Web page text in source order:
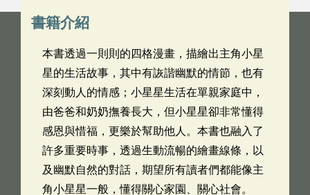
書籍介紹
本書透過一則則的四格漫畫，描繪出主角小星
星的生活故事，其中有詼諧幽默的情節，也有
深刻動人的情感；小星星生活在單親家庭中，
由爸爸和奶奶撫養長大，但小星星卻非常懂得
感恩與惜福，更樂於幫助他人。本書也融入了
許多重要時事，透過生動流暢的繪畫線條，以
及幽默自然的對話，期望所有讀者們都能像主
角小星星一般，懂得關心家園、關心社會。